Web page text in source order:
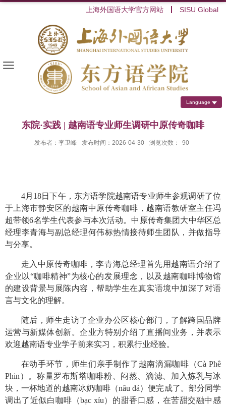
上海外国语大学官方网站 SISU Global
Language
东院·实践 | 越南语专业师生调研中原传奇咖啡
发布者：李卫峰 发布时间：2026-04-30 浏览次数： 90
4月 18日下午，东方语学院越南语专业师生参观调研了位
于上海市静安区的越南中原传奇咖啡，越南语教研室主任冯
超带领6名学生代表参与本次活动。中原传奇集团大中华区总
经理李青海与副总经理何伟标热情接待师生团队，并做指导
与分享。
走入中原传奇咖啡，李青海总经理首先用越南语介绍了
企业以“咖啡精神”为核心的发展理念，以及越南咖啡博物馆
的建设背景与展陈内容，帮助学生在真实语境中加深了对语
言与文化的理解。
随后，师生走访了企业办公区核心部门，了解跨国品牌
运营与新媒体创新。企业方特别介绍了直播间业务，并表示
欢迎越南语专业学子前来实习，积累行业经验。
在动手环节，师生们亲手制作了越南滴漏咖啡（Cà Phê
Phin ）。称量罗布斯塔咖啡粉、闷蒸、滴滤、加入炼乳与冰
块，一杯地道的越南冰奶咖啡（nâu đá）便完成了。部分同学
调出了近似白咖啡（bạc xỉu）的甜香口感，在苦甜交融中感